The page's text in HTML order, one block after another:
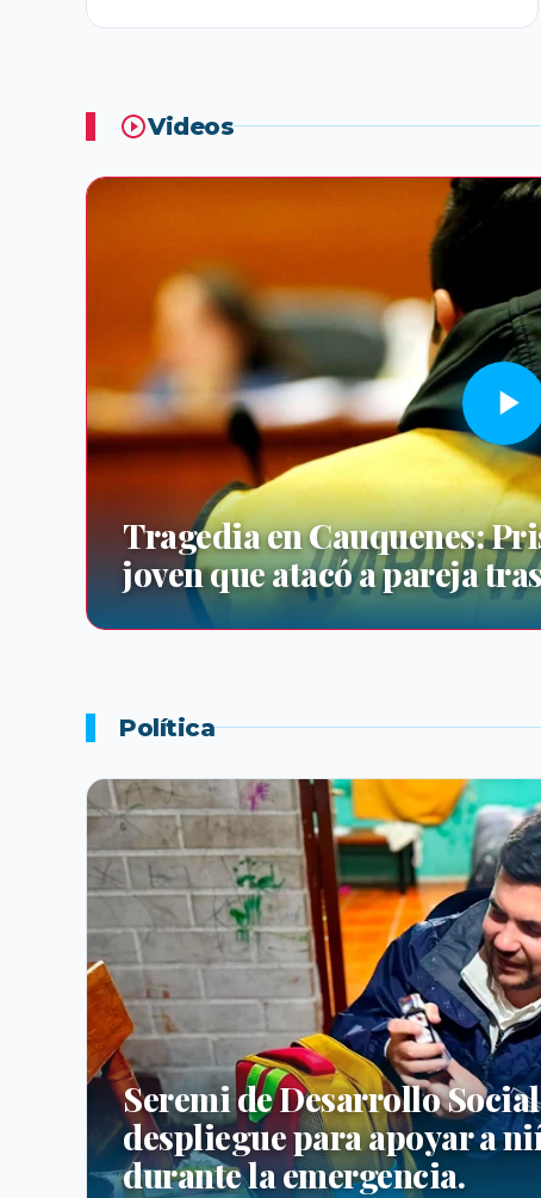
Videos
Tragedia en Cauquenes:
joven que atacó a pareja
Política
Seremi de Desarrollo
despliegue para apoyar a
durante la emergencia.